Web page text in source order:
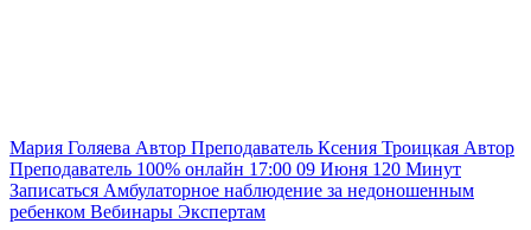
Мария Голяева Автор Преподаватель Ксения Троицкая Автор
Преподаватель 100% онлайн 17:00 09 Июня 120 Минут
Записаться Амбулаторное наблюдение за недоношенным
ребенком Вебинары Экспертам